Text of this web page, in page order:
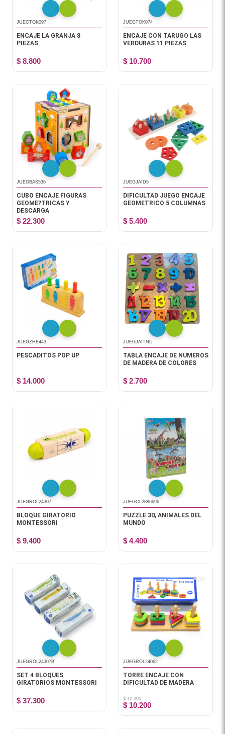
JUEGTOK097
ENCAJE LA GRANJA 8
PIEZAS
$ 8.800
JUEGTOK074
ENCAJE CON TARUGO LAS
VERDURAS 11 PIEZAS
$ 10.700
JUEGBAS536
CUBO ENCAJE FIGURAS
GEOME?TRICAS Y
DESCARGA
$ 22.300
JUEGJAID5
DIFICULTAD JUEGO ENCAJE
GEOMETRICO 5 COLUMNAS
$ 5.400
JUEGZHE443
PESCADITOS POP UP
$ 14.000
JUEGJAITNU
TABLA ENCAJE DE NUMEROS
DE MADERA DE COLORES
$ 2.700
JUEGROL24307
BLOQUE GIRATORIO
MONTESSORI
$ 9.400
JUEGCL2886696
PUZZLE 3D, ANIMALES DEL
MUNDO
$ 4.400
JUEGROL24307B
SET 4 BLOQUES
GIRATORIOS MONTESSORI
$ 37.300
-21%
JUEGROL24062
TORRE ENCAJE CON
DIFICULTAD DE MADERA
$ 12.900
$ 10.200